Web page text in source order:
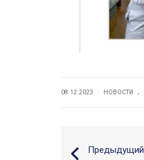
08.12.2023 НОВОСТИ .
Предыдущий